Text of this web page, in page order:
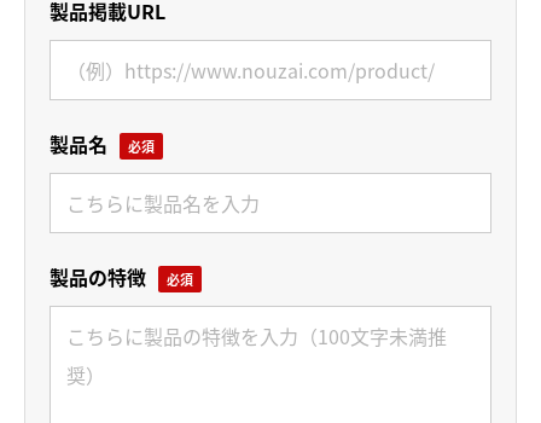
製品掲載URL
製品名
製品の特徴